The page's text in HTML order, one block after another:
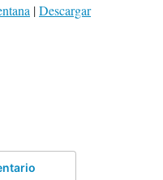
|Descargar